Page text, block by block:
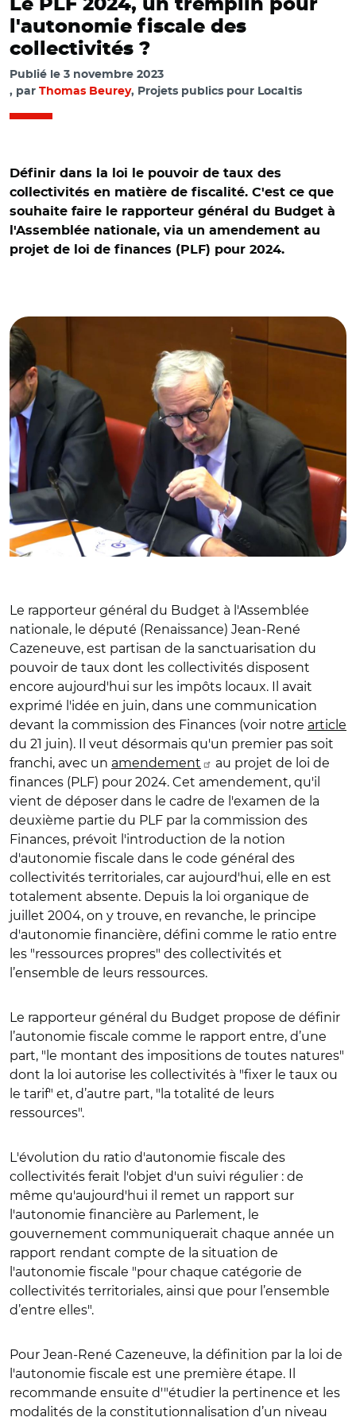
Le PLF 2024, un tremplin pour
l'autonomie fiscale des
collectivités ?
Publié le 3 novembre 2023
par Thomas Beurey, Projets publics pour Localtis
Définir dans la loi le pouvoir de taux des
collectivités en matière de fiscalité. C'est ce que
souhaite faire le rapporteur général du Budget à
l'Assemblée nationale, via un amendement au
projet de loi de finances (PLF) pour 2024.
Le rapporteur général du Budget à l'Assemblée
nationale, le député (Renaissance) Jean-René
Cazeneuve, est partisan de la sanctuarisation du
pouvoir de taux dont les collectivités disposent
encore aujourd'hui sur les impôts locaux. Il avait
exprimé l'idée en juin, dans une communication
devant la commission des Finances (voir notre article
du 21 juin). Il veut désormais qu'un premier pas soit
franchi, avec un amendement
au projet de loi de
finances (PLF) pour 2024. Cet amendement, qu'il
vient de déposer dans le cadre de l'examen de la
deuxième partie du PLF par la commission des
Finances, prévoit l'introduction de la notion
d'autonomie fiscale dans le code général des
collectivités territoriales, car aujourd'hui, elle en est
totalement absente. Depuis la loi organique de
juillet 2004, on y trouve, en revanche, le principe
d'autonomie financière, défini comme le ratio entre
les "ressources propres" des collectivités et
l’ensemble de leurs ressources.
Le rapporteur général du Budget propose de définir
l’autonomie fiscale comme le rapport entre, d’une
part, "le montant des impositions de toutes natures"
dont la loi autorise les collectivités à "fixer le taux ou
le tarif" et, d’autre part, "la totalité de leurs
ressources".
L'évolution du ratio d'autonomie fiscale des
collectivités ferait l'objet d'un suivi régulier : de
même qu'aujourd'hui il remet un rapport sur
l'autonomie financière au Parlement, le
gouvernement communiquerait chaque année un
rapport rendant compte de la situation de
l'autonomie fiscale "pour chaque catégorie de
collectivités territoriales, ainsi que pour l’ensemble
d’entre elles".
Pour Jean-René Cazeneuve, la définition par la loi de
l'autonomie fiscale est une première étape. Il
recommande ensuite d'"étudier la pertinence et les
modalités de la constitutionnalisation d’un niveau